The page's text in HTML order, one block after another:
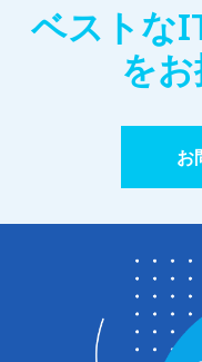
ベストな
を
お